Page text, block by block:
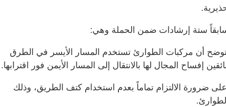
ستة إرشادات ضمن الحملة وهي:
أن مركبات الطوارئ تستخدم المسار الأيسر في الطرق
إفساح المجال لها بالانتقال إلى المسار الأيمن فور اقترابها.
على ضرورة الالتزام تماماً بعدم استخدام كتف الطريق، وذلك